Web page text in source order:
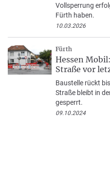
Vollsperrung
Fürth haben.
10.03.2026
Fürth
Hessen
Straße vor
Baustelle rückt
Straße bleibt in
gesperrt.
09.10.2024